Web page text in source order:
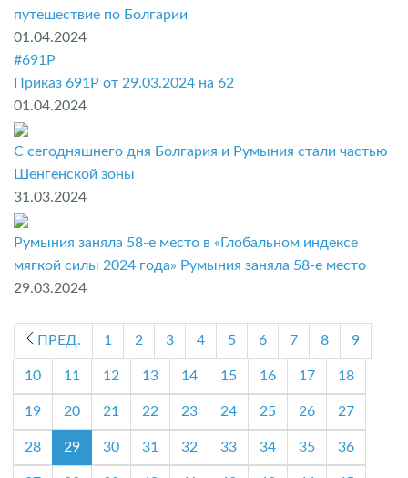
путешествие по Болгарии
01.04.2024
#691P
Приказ 691P от 29.03.2024 на 62
01.04.2024
С сегодняшнего дня Болгария и Румыния стали частью
Шенгенской зоны
31.03.2024
Румыния заняла 58-е место в «Глобальном индексе
мягкой силы 2024 года» Румыния заняла 58-е место
29.03.2024
ПРЕД. 1 2 3 4 5 6 7 8 9
10 11 12 13 14 15 16 17 18
19 20 21 22 23 24 25 26 27
28 29 30 31 32 33 34 35 36